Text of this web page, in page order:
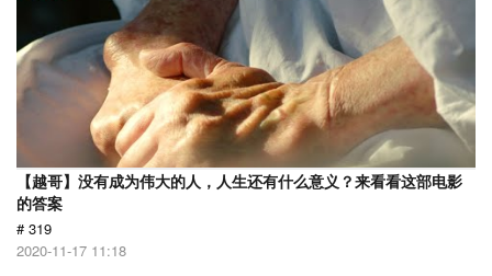
【越哥】没有成为伟大的人，人生还有什么意义？来看看这部电影
的答案
# 319
2020-11-17 11:18